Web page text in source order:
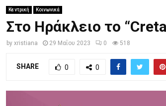
Κεντρική Κοινωνικά
Στο Ηράκλειο το
by xristiana 29 Μαΐου 2023 0 518
SHARE 0 0